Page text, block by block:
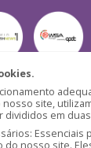
site,
divididos em
Essenciais
do nosso site.